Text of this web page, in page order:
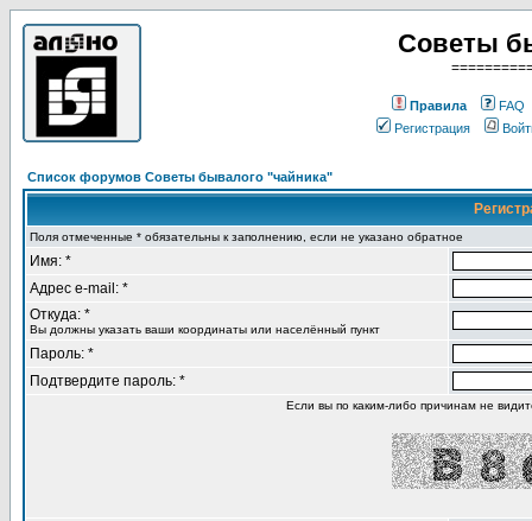
Советы
Правила
FAQ
Регистрация
Список форумов Советы бывалого "чайника"
Поля отмеченные * обязательны к заполнению, если не указано обратное
Имя: *
Адрес e-mail: *
Откуда: *
Вы должны указать ваши координаты или населённый пункт
Пароль: *
Подтвердите пароль: *
Если вы по каким-либо причинам не